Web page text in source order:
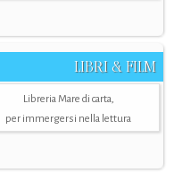
LIBRI & FILM
Libreria Mare di carta,
per immergersi nella lettura